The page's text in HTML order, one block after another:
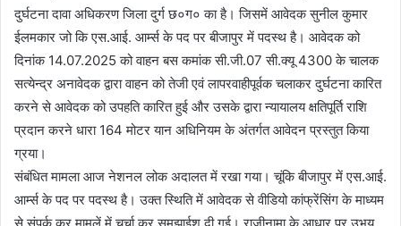
दुर्घटना दावा अधिकरण जिला दुर्ग छ०ग० का है। जिसमें आवेदक सुनील कुमार
ईलमकार जो कि एस.आई. आर्म्स के पद पर बीजापुर में पदस्थ है। आवेदक को
दिनांक 14.07.2025 को वाहन बस कमांक सी.जी.07 सी.क्यू 4300 के चालक
सत्येन्द्र अनावेदक द्वारा वाहन को तेजी एवं लापरवाहीपूर्वक चलाकर दुर्घटना कारित
करने से आवेदक को उपहति कारित हुई और उसके द्वारा न्यायालय क्षतिपूर्ति राशि
प्रदान करने धारा 164 मोटर यान अधिनियम के अंतर्गत आवेदन प्रस्तुत किया
ग्रया।
संबंधित मामला आज नेशनल लोक अदालत में रखा गया। चूंकि बीजापुर में एस.आई.
आर्म्स के पद पर पदस्थ है। उक्त स्थिति में आवेदक से वीडियो कांफ्रेंसिंग के माध्यम